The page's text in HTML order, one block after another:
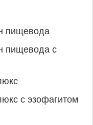
пищевода
пищевода с
с эзофагитом